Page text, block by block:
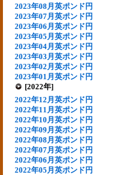
2023年08月英ポンド円
2023年07月英ポンド円
2023年06月英ポンド円
2023年05月英ポンド円
2023年04月英ポンド円
2023年03月英ポンド円
2023年02月英ポンド円
2023年01月英ポンド円
[2022年]
2022年12月英ポンド円
2022年11月英ポンド円
2022年10月英ポンド円
2022年09月英ポンド円
2022年08月英ポンド円
2022年07月英ポンド円
2022年06月英ポンド円
2022年05月英ポンド円